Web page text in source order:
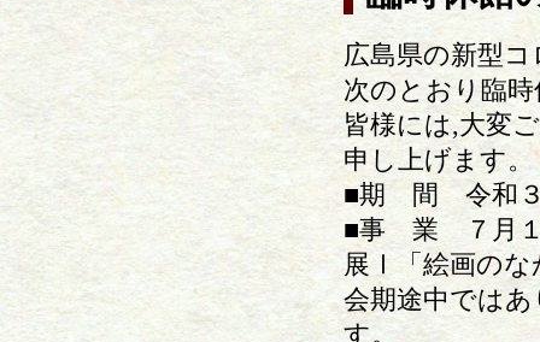
広島県の新型
次のとおり臨
皆様には,大変
申し上げます。
■期 間 令和３
■事 業 ７月１
展Ⅰ「絵画のな
会期途中では
す。